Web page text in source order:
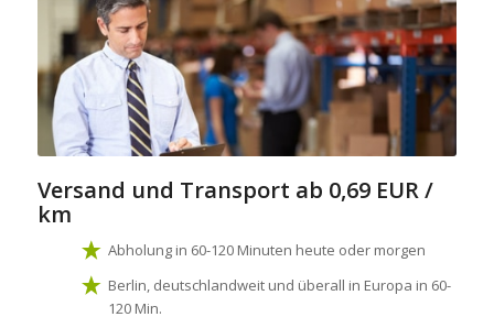
Versand und Transport ab 0,69 EUR /
km
Abholung in 60-120 Minuten heute oder morgen
Berlin, deutschlandweit und überall in Europa in 60-
120 Min.